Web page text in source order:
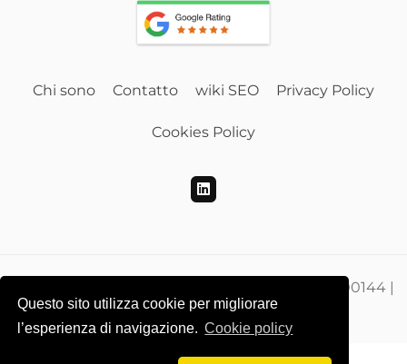
Questo sito utilizza cookie per migliorare
l’esperienza di navigazione. Cookie policy
Chi sono Contatto wiki SEO Privacy Policy
Cookies Policy
Gdmtech Web Developing e SEO | PI 00865500144 |
CF DMEGZN73A10F205M